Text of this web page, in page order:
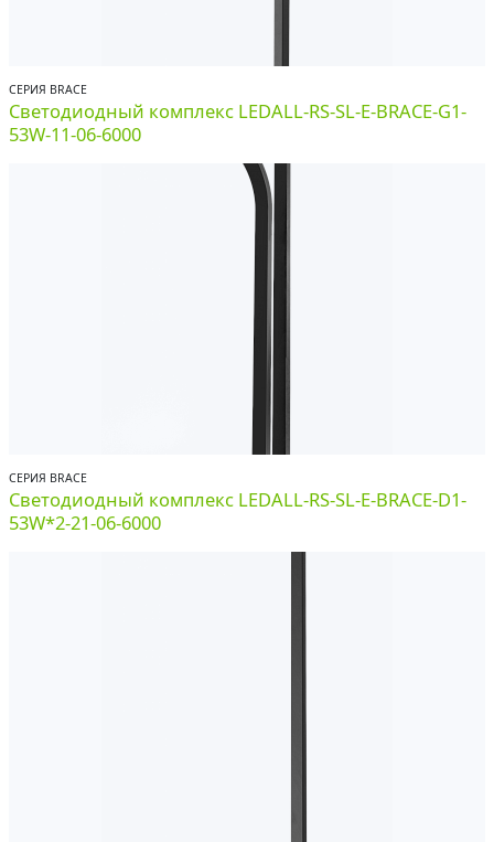
СЕРИЯ BRACE
Светодиодный комплекс LEDALL-RS-SL-E-BRACE-G1-
53W-11-06-6000
СЕРИЯ BRACE
Светодиодный комплекс LEDALL-RS-SL-E-BRACE-D1-
53W*2-21-06-6000